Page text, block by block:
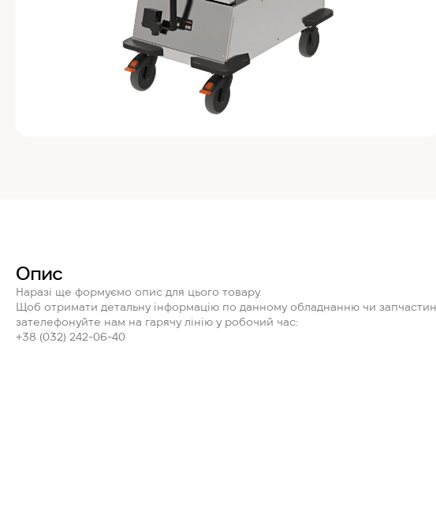
Опис
Наразі ще формуємо опис для цього товару.
Щоб отримати детальну інформацію по данному обладнанню чи
зателефонуйте нам на гарячу лінію у робочий час:
+38 (032) 242-06-40